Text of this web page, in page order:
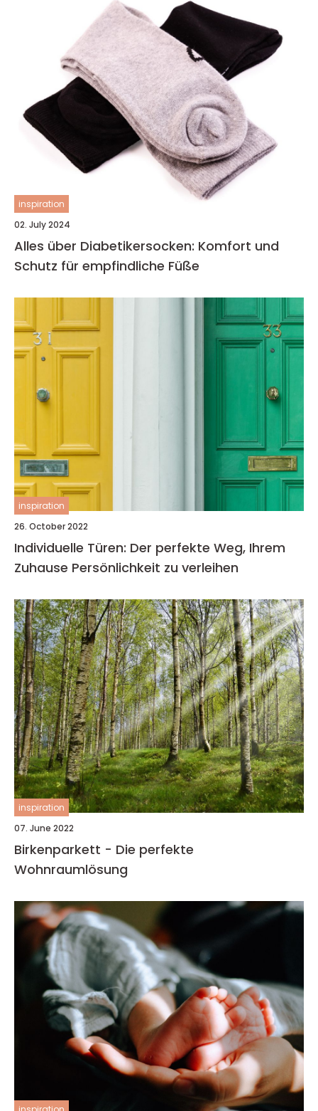
inspiration
02. July 2024
Alles über Diabetikersocken: Komfort und
Schutz für empfindliche Füße
inspiration
26. October 2022
Individuelle Türen: Der perfekte Weg, Ihrem
Zuhause Persönlichkeit zu verleihen
inspiration
07. June 2022
Birkenparkett - Die perfekte
Wohnraumlösung